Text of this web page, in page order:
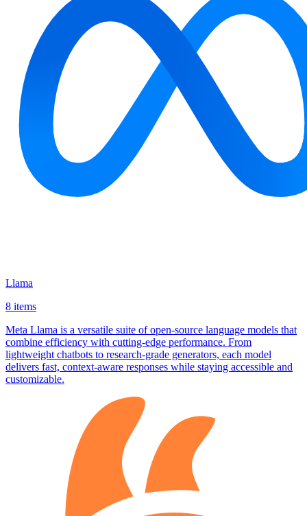
Llama
8 items
Meta Llama is a versatile suite of open‑source language models that
combine efficiency with cutting‑edge performance. From
lightweight chatbots to research‑grade generators, each model
delivers fast, context‑aware responses while staying accessible and
customizable.